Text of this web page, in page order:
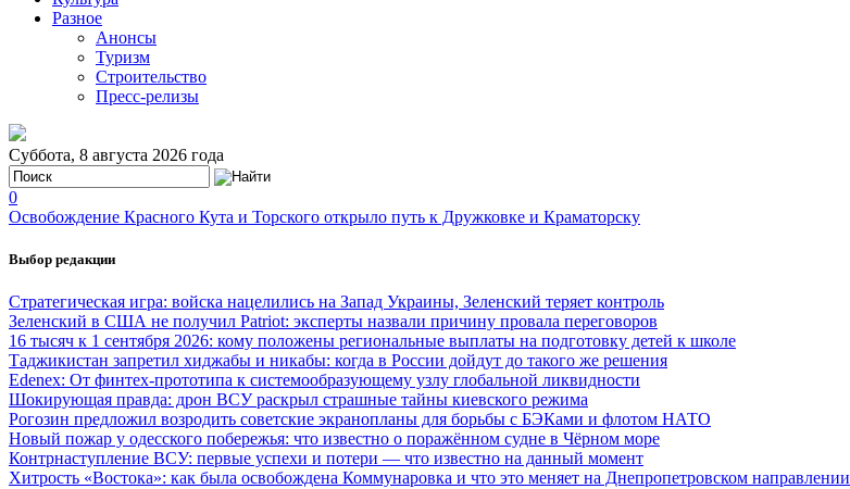
Разное
Анонсы
Туризм
Строительство
Пресс-релизы
Суббота, 8 августа 2026 года
0
Освобождение Красного Кута и Торского открыло путь к Дружковке и Краматорску
Выбор редакции
Стратегическая игра: войска нацелились на Запад Украины, Зеленский теряет контроль
Зеленский в США не получил Patriot: эксперты назвали причину провала переговоров
16 тысяч к 1 сентября 2026: кому положены региональные выплаты на подготовку детей к школе
Таджикистан запретил хиджабы и никабы: когда в России дойдут до такого же решения
Edenex: От финтех-прототипа к системообразующему узлу глобальной ликвидности
Шокирующая правда: дрон ВСУ раскрыл страшные тайны киевского режима
Рогозин предложил возродить советские экранопланы для борьбы с БЭКами и флотом НАТО
Новый пожар у одесского побережья: что известно о поражённом судне в Чёрном море
Контрнаступление ВСУ: первые успехи и потери — что известно на данный момент
Хитрость «Востока»: как была освобождена Коммунаровка и что это меняет на Днепропетровском направлении